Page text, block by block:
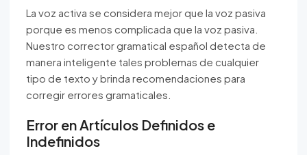
La voz activa se considera mejor que la voz pasiva
porque es menos complicada que la voz pasiva.
Nuestro corrector gramatical español detecta de
manera inteligente tales problemas de cualquier
tipo de texto y brinda recomendaciones para
corregir errores gramaticales.
Error en Artículos Definidos e
Indefinidos